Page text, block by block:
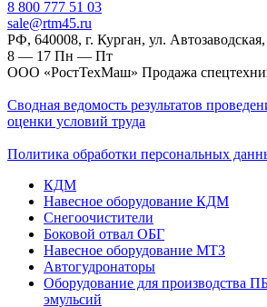
‎8 800 777 51 03
sale@rtm45.ru
РФ, 640008, г. Курган, ул.
8 — 17 Пн — Пт
ООО «РостТехМаш» Продажа
Сводная ведомость результатов
оценки условий труда
Политика обработки персональных
КДМ
Навесное оборудование КДМ
Снегоочистители
Боковой отвал ОБГ
Навесное оборудование МТЗ
Автогудронаторы
Оборудование для производства
эмульсий